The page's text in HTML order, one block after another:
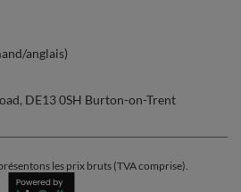
anglais)
, DE13 0SH Burton-on-Trent
les prix bruts (TVA comprise).